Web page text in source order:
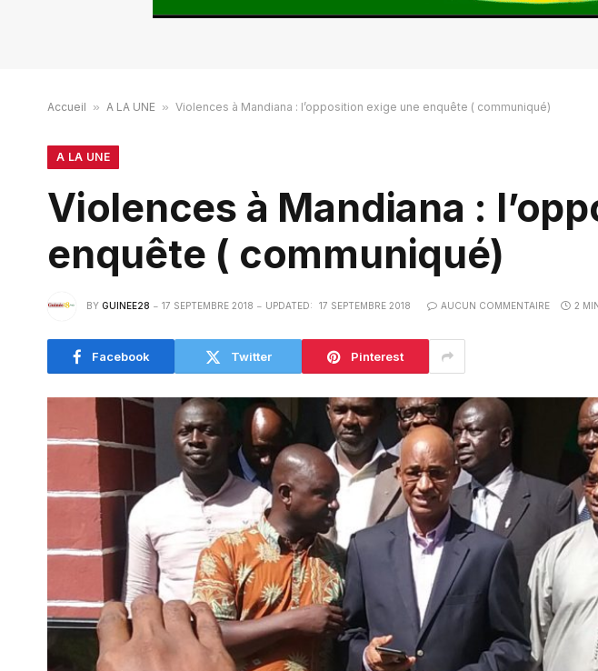
Accueil » A LA UNE » Violences à Mandiana : l’opposition exige une enquête ( communiqué)
A LA UNE
Violences à Mandiana :
enquête ( communiqué)
BY GUINEE28 17 SEPTEMBRE 2018 UPDATED: 17 SEPTEMBRE 2018 AUCUN COMMENTAIRE 2
Facebook Twitter Pinterest